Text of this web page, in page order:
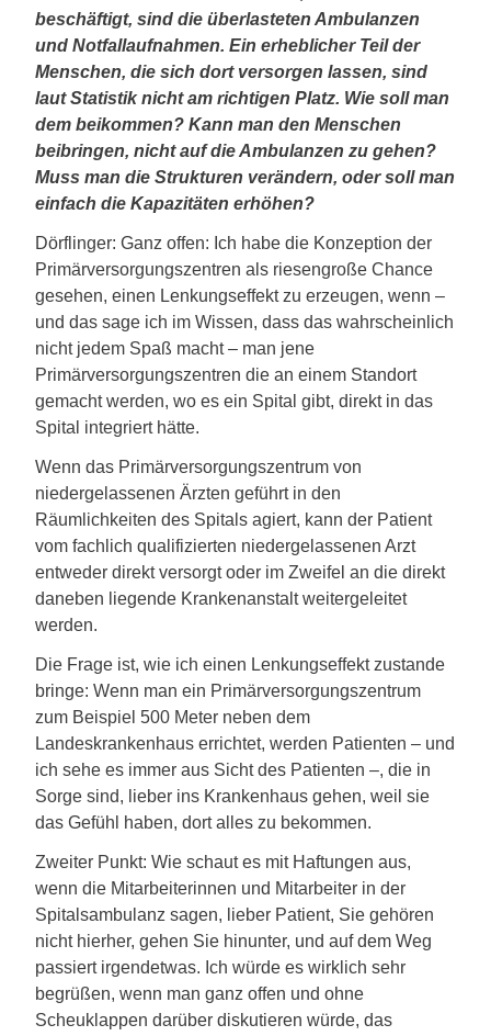
beschäftigt, sind die überlasteten Ambulanzen
und Notfallaufnahmen. Ein erheblicher Teil der
Menschen, die sich dort versorgen lassen, sind
laut Statistik nicht am richtigen Platz. Wie soll man
dem beikommen? Kann man den Menschen
beibringen, nicht auf die Ambulanzen zu gehen?
Muss man die Strukturen verändern, oder soll man
einfach die Kapazitäten erhöhen?
Dörflinger: Ganz offen: Ich habe die Konzeption der
Primärversorgungszentren als riesengroße Chance
gesehen, einen Lenkungseffekt zu erzeugen, wenn –
und das sage ich im Wissen, dass das wahrscheinlich
nicht jedem Spaß macht – man jene
Primärversorgungszentren die an einem Standort
gemacht werden, wo es ein Spital gibt, direkt in das
Spital integriert hätte.
Wenn das Primärversorgungszentrum von
niedergelassenen Ärzten geführt in den
Räumlichkeiten des Spitals agiert, kann der Patient
vom fachlich qualifizierten niedergelassenen Arzt
entweder direkt versorgt oder im Zweifel an die direkt
daneben liegende Krankenanstalt weitergeleitet
werden.
Die Frage ist, wie ich einen Lenkungseffekt zustande
bringe: Wenn man ein Primärversorgungszentrum
zum Beispiel 500 Meter neben dem
Landeskrankenhaus errichtet, werden Patienten – und
ich sehe es immer aus Sicht des Patienten –, die in
Sorge sind, lieber ins Krankenhaus gehen, weil sie
das Gefühl haben, dort alles zu bekommen.
Zweiter Punkt: Wie schaut es mit Haftungen aus,
wenn die Mitarbeiterinnen und Mitarbeiter in der
Spitalsambulanz sagen, lieber Patient, Sie gehören
nicht hierher, gehen Sie hinunter, und auf dem Weg
passiert irgendetwas. Ich würde es wirklich sehr
begrüßen, wenn man ganz offen und ohne
Scheuklappen darüber diskutieren würde, das